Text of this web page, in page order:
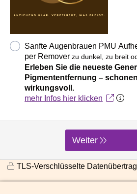
Sanfte Augenbrauen PMU
per Remover zu dunkel, zu breit
Erleben Sie die neueste
Pigmententfernung –
wirkungsvoll.
mehr Infos hier klicken
Weiter
TLS-Verschlüsselte